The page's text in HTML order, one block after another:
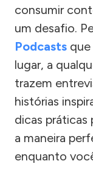
consumir
um desafio.
Podcasts
lugar, a
trazem
histórias
dicas práticas
a maneira
enquanto